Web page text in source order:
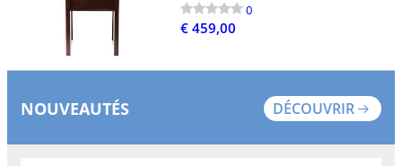
0
€ 459,00
NOUVEAUTÉS DÉCOUVRIR